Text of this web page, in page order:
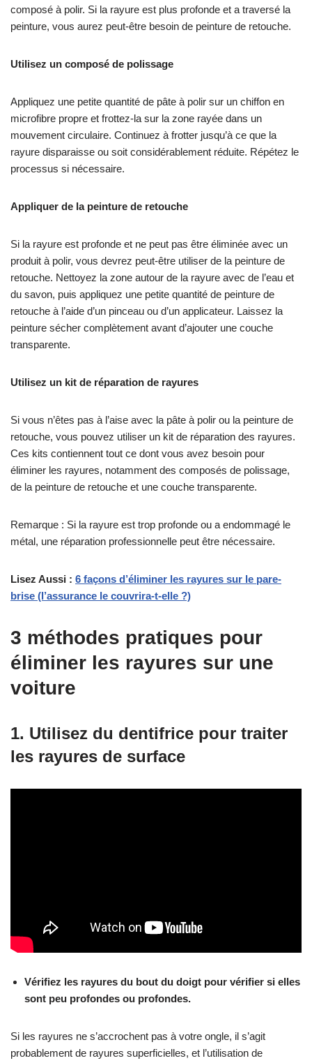
composé à polir. Si la rayure est plus profonde et a traversé la
peinture, vous aurez peut-être besoin de peinture de retouche.
Utilisez un composé de polissage
Appliquez une petite quantité de pâte à polir sur un chiffon en
microfibre propre et frottez-la sur la zone rayée dans un
mouvement circulaire. Continuez à frotter jusqu’à ce que la
rayure disparaisse ou soit considérablement réduite. Répétez le
processus si nécessaire.
Appliquer de la peinture de retouche
Si la rayure est profonde et ne peut pas être éliminée avec un
produit à polir, vous devrez peut-être utiliser de la peinture de
retouche. Nettoyez la zone autour de la rayure avec de l’eau et
du savon, puis appliquez une petite quantité de peinture de
retouche à l’aide d’un pinceau ou d’un applicateur. Laissez la
peinture sécher complètement avant d’ajouter une couche
transparente.
Utilisez un kit de réparation de rayures
Si vous n’êtes pas à l’aise avec la pâte à polir ou la peinture de
retouche, vous pouvez utiliser un kit de réparation des rayures.
Ces kits contiennent tout ce dont vous avez besoin pour
éliminer les rayures, notamment des composés de polissage,
de la peinture de retouche et une couche transparente.
Remarque : Si la rayure est trop profonde ou a endommagé le
métal, une réparation professionnelle peut être nécessaire.
Lisez Aussi : 6 façons d’éliminer les rayures sur le pare-
brise (l’assurance le couvrira-t-elle ?)
3 méthodes pratiques pour
éliminer les rayures sur une
voiture
1. Utilisez du dentifrice pour traiter
les rayures de surface
Vérifiez les rayures du bout du doigt pour vérifier si elles
sont peu profondes ou profondes.
Si les rayures ne s’accrochent pas à votre ongle, il s’agit
probablement de rayures superficielles, et l’utilisation de